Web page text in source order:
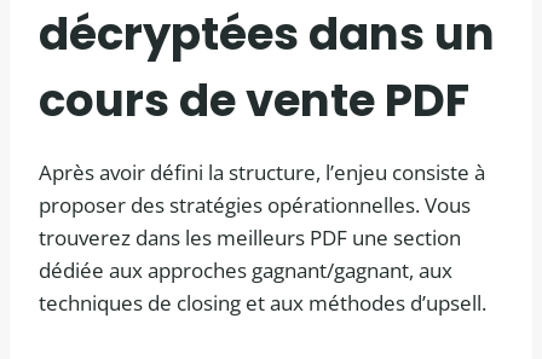
décryptées dans un
cours de vente PDF
Après avoir défini la structure, l’enjeu consiste à
proposer des stratégies opérationnelles. Vous
trouverez dans les meilleurs PDF une section
dédiée aux approches gagnant/gagnant, aux
techniques de closing et aux méthodes d’upsell.